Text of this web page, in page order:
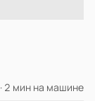
2 мин на машине